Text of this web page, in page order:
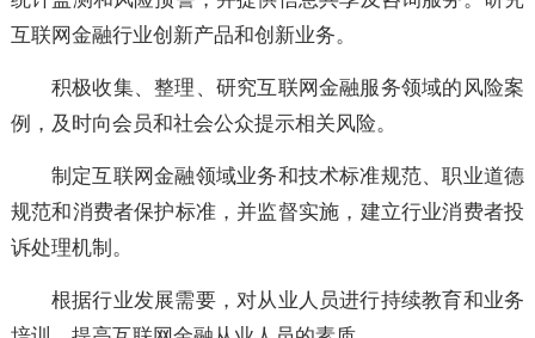
组织开展行业情况调查，制定行业标准、业务规范
提出本行业中、长期发展规划的咨询建议。收集、汇总
分析、定期发布行业基本数据，开展互联网金融领域综
统计监测和风险预警，并提供信息共享及咨询服务。研
互联网金融行业创新产品和创新业务。
积极收集、整理、研究互联网金融服务领域的风险
例，及时向会员和社会公众提示相关风险。
制定互联网金融领域业务和技术标准规范、职业道